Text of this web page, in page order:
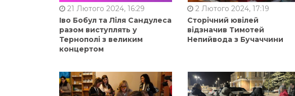
21 Лютого 2024, 16:29
Іво Бобул та Ліля Сандулеса
разом виступлять у
Тернополі з великим
концертом
2 Лютого 2024, 17:19
Сторічний ювілей
відзначив Тимотей
Непийвода з Бучаччини